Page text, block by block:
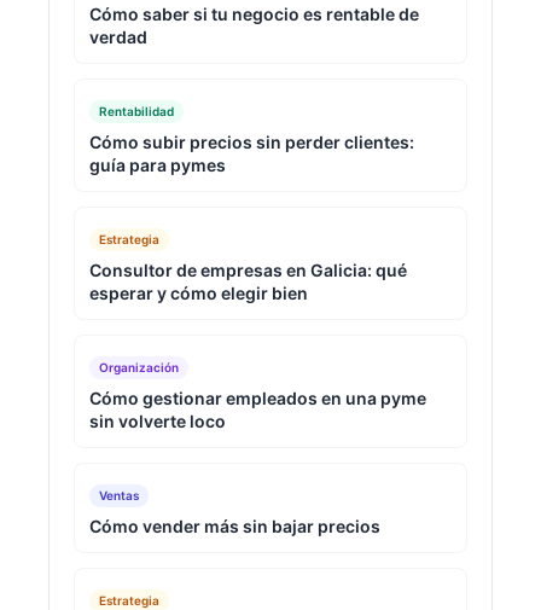
Cómo saber si tu negocio es rentable de
verdad
Rentabilidad
Cómo subir precios sin perder clientes:
guía para pymes
Estrategia
Consultor de empresas en Galicia: qué
esperar y cómo elegir bien
Organización
Cómo gestionar empleados en una pyme
sin volverte loco
Ventas
Cómo vender más sin bajar precios
Estrategia